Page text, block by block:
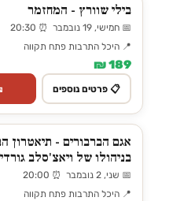
בילי שוורץ - המחזמר
📅 חמישי, 19 נובמבר ⏰ 20:30
📍 היכל התרבות פתח תקווה
189 ₪
📋 פרטים נוספים
אגם הברבורים - תיאטרון
בניהולו של ויאצ'סלב
📅 שני, 2 נובמבר ⏰ 20:00
📍 היכל התרבות פתח תקווה